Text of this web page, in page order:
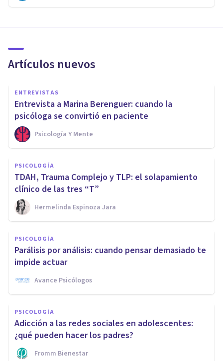
Artículos nuevos
ENTREVISTAS
Entrevista a Marina Berenguer: cuando la
psicóloga se convirtió en paciente
Psicología Y Mente
PSICOLOGÍA
TDAH, Trauma Complejo y TLP: el solapamiento
clínico de las tres “T”
Hermelinda Espinoza Jara
PSICOLOGÍA
Parálisis por análisis: cuando pensar demasiado te
impide actuar
Avance Psicólogos
PSICOLOGÍA
Adicción a las redes sociales en adolescentes:
¿qué pueden hacer los padres?
Fromm Bienestar